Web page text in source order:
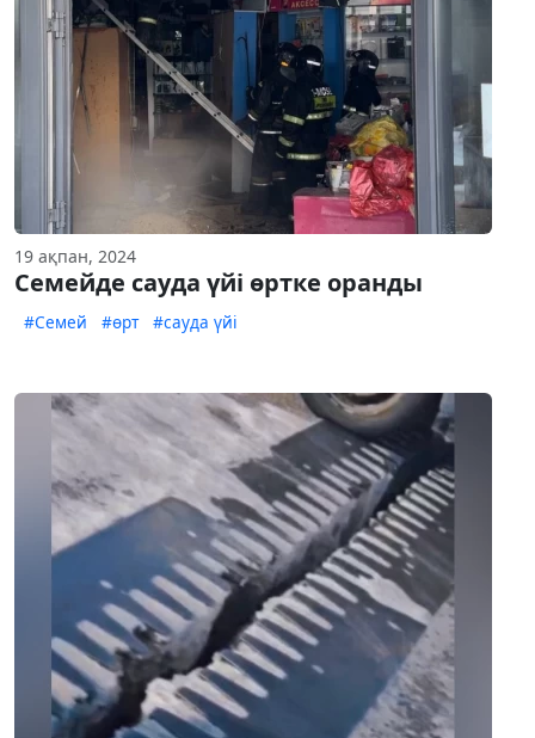
19 ақпан, 2024
Семейде сауда үйі өртке оранды
#Семей #өрт #сауда үйі